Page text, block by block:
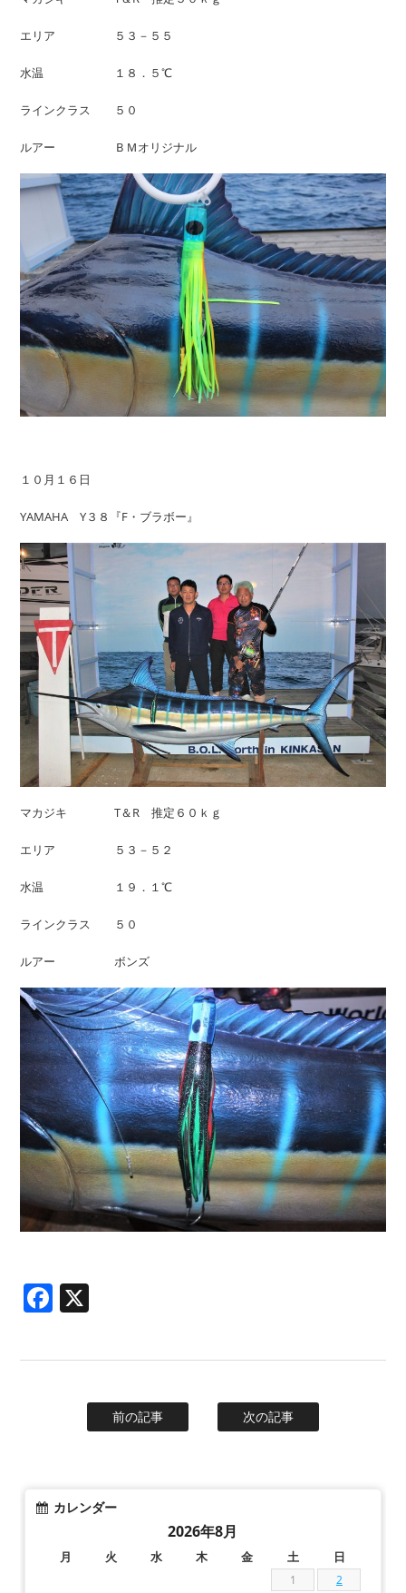
エリア ５３－５５
水温 １８．５℃
ラインクラス ５０
ルアー ＢＭオリジナル
１０月１６日
YAMAHA Y３８『F・ブラボー』
マカジキ T＆R 推定６０ｋｇ
エリア ５３－５２
水温 １９．１℃
ラインクラス ５０
ルアー ボンズ
Facebook
前の記事 次の記事
カレンダー
2026年8月
月 火 水 木 金 土 日
1 2